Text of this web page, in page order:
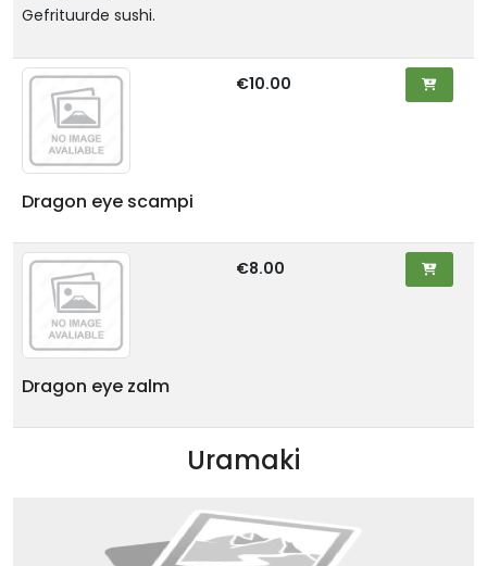
Gefrituurde sushi.
Dragon eye scampi
€10.00
Dragon eye zalm
€8.00
Uramaki